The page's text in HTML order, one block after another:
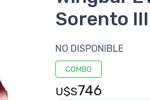
Sorento III
NO DISPONIBLE
COMBO
U$S746